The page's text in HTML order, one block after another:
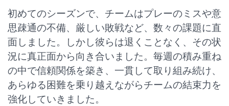
初めてのシーズンで、チームはプレーのミスや意
思疎通の不備、厳しい敗戦など、数々の課題に直
面しました。しかし彼らは退くことなく、その状
況に真正面から向き合いました。毎週の積み重ね
の中で信頼関係を築き、一貫して取り組み続け、
あらゆる困難を乗り越えながらチームの結束力を
強化していきました。